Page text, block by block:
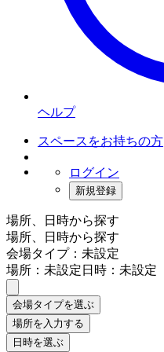
ヘルプ
スペースをお持ちの方
ログイン
新規登録
場所、日時から探す
場所、日時から探す
会場タイプ：未設定
場所：未設定日時：未設定
会場タイプを選ぶ
場所を入力する
日時を選ぶ